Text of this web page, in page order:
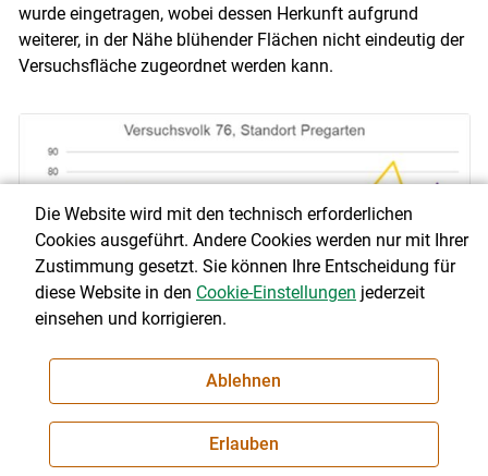
wurde eingetragen, wobei dessen Herkunft aufgrund
weiterer, in der Nähe blühender Flächen nicht eindeutig der
Versuchsfläche zugeordnet werden kann.
Abbildung 8: Ergebnisse Pollenanalyse Versuchsvolk 76, Standort
Pregarten.© Bienenzentrum OÖ
Die Website wird mit den technisch erforderlichen
Cookies ausgeführt. Andere Cookies werden nur mit Ihrer
Zustimmung gesetzt. Sie können Ihre Entscheidung für
diese Website in den Cookie-Einstellungen jederzeit
einsehen und korrigieren.
Ablehnen
Erlauben